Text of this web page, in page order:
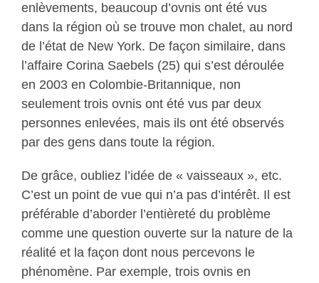
enlèvements, beaucoup d’ovnis ont été vus
dans la région où se trouve mon chalet, au nord
de l’état de New York. De façon similaire, dans
l’affaire Corina Saebels (25) qui s’est déroulée
en 2003 en Colombie-Britannique, non
seulement trois ovnis ont été vus par deux
personnes enlevées, mais ils ont été observés
par des gens dans toute la région.
De grâce, oubliez l’idée de « vaisseaux », etc.
C’est un point de vue qui n’a pas d’intérêt. Il est
préférable d’aborder l’entièreté du problème
comme une question ouverte sur la nature de la
réalité et la façon dont nous percevons le
phénomène. Par exemple, trois ovnis en